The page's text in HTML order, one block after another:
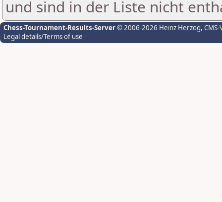
und sind in der Liste nicht
Chess-Tournament-Results-Server© 2006-2026 Heinz Herzog,
Legal details/Terms of use